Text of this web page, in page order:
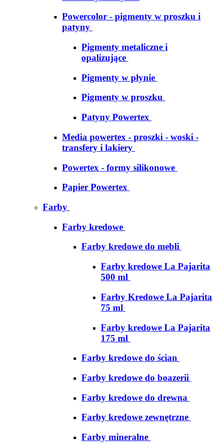
Powercolor - pigmenty w proszku i
patyny
Pigmenty metaliczne i
opalizujące
Pigmenty w płynie
Pigmenty w proszku
Patyny Powertex
Media powertex - proszki - woski -
transfery i lakiery
Powertex - formy silikonowe
Papier Powertex
Farby
Farby kredowe
Farby kredowe do mebli
Farby kredowe La Pajarita
500 ml
Farby Kredowe La Pajarita
75 ml
Farby kredowe La Pajarita
175 ml
Farby kredowe do ścian
Farby kredowe do boazerii
Farby kredowe do drewna
Farby kredowe zewnętrzne
Farby mineralne